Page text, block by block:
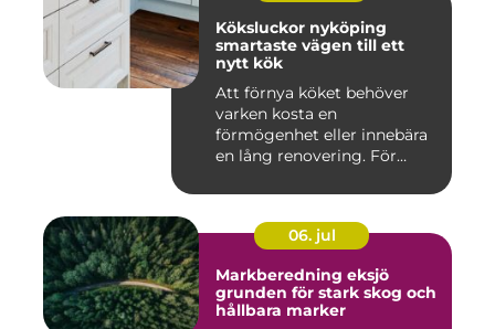
Köksluckor nyköping
smartaste vägen till ett
nytt kök
Att förnya köket behöver
varken kosta en
förmögenhet eller innebära
en lång renovering. För
06. jul
Markberedning eksjö
grunden för stark skog och
hållbara marker